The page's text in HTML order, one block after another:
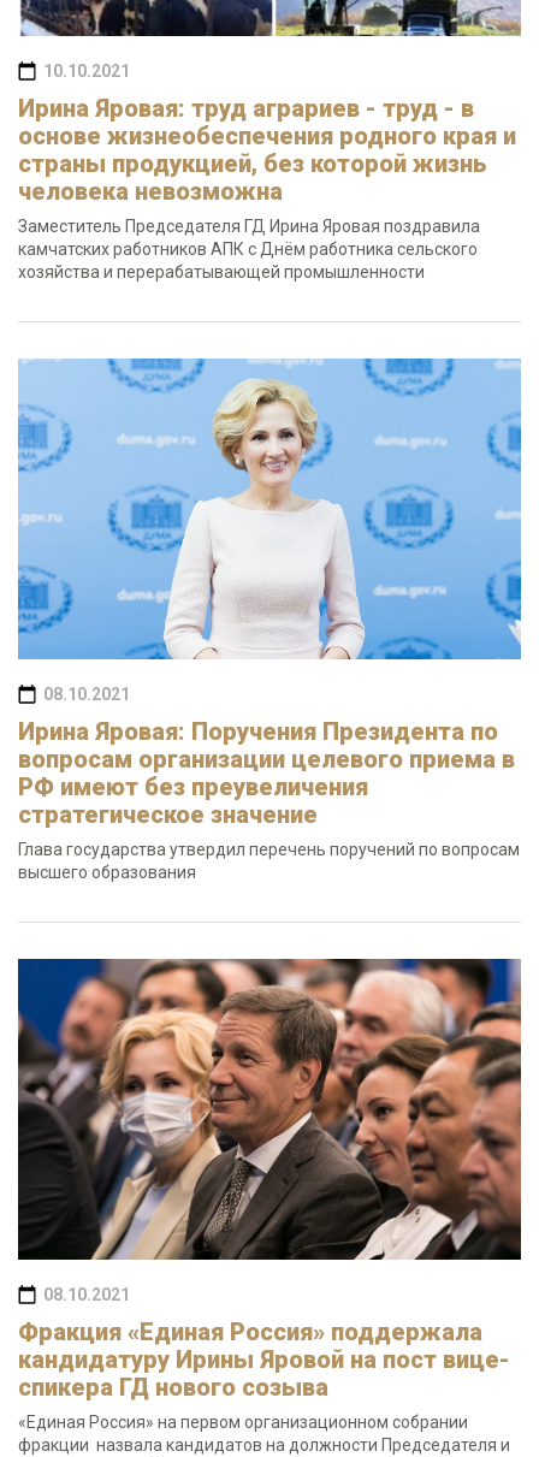
10.10.2021
Ирина Яровая: труд аграриев - труд - в
основе жизнеобеспечения родного края и
страны продукцией, без которой жизнь
человека невозможна
Заместитель Председателя ГД Ирина Яровая поздравила
камчатских работников АПК с Днём работника сельского
хозяйства и перерабатывающей промышленности
08.10.2021
Ирина Яровая: Поручения Президента по
вопросам организации целевого приема в
РФ имеют без преувеличения
стратегическое значение
Глава государства утвердил перечень поручений по вопросам
высшего образования
08.10.2021
Фракция «Единая Россия» поддержала
кандидатуру Ирины Яровой на пост вице-
спикера ГД нового созыва
«Единая Россия» на первом организационном собрании
фракции назвала кандидатов на должности Председателя и